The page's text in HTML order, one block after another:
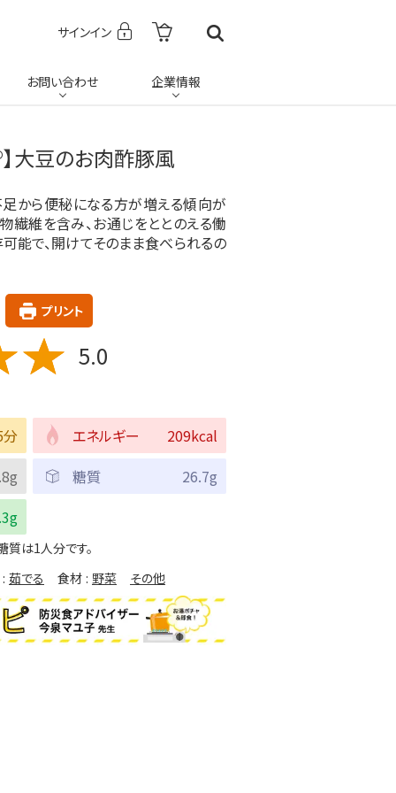
サインイン
お問い合わせ 企業情報
大豆のお肉酢豚風
から便秘になる方が増える傾向が
繊維を含み、お通じをととのえる働
能で、開けてそのまま食べられるの
プリント
5.0
エネルギー
209kcal
糖質
26.7g
質は1人分です。
茹でる
食材 野菜 その他